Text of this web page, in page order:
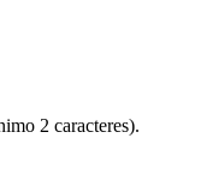
2 caracteres).